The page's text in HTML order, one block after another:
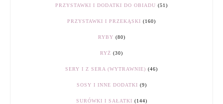
PRZYSTAWKI I DODATKI DO OBIADU (51)
PRZYSTAWKI I PRZEKĄSKI (160)
RYBY (80)
RYŻ (30)
SERY I Z SERA (WYTRAWNIE) (46)
SOSY I INNE DODATKI (9)
SURÓWKI I SAŁATKI (144)